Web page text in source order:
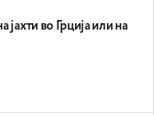
јахти во Грција или на